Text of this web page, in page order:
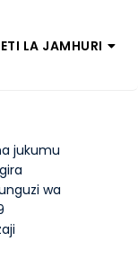
LA JAMHURI
jukumu
wa